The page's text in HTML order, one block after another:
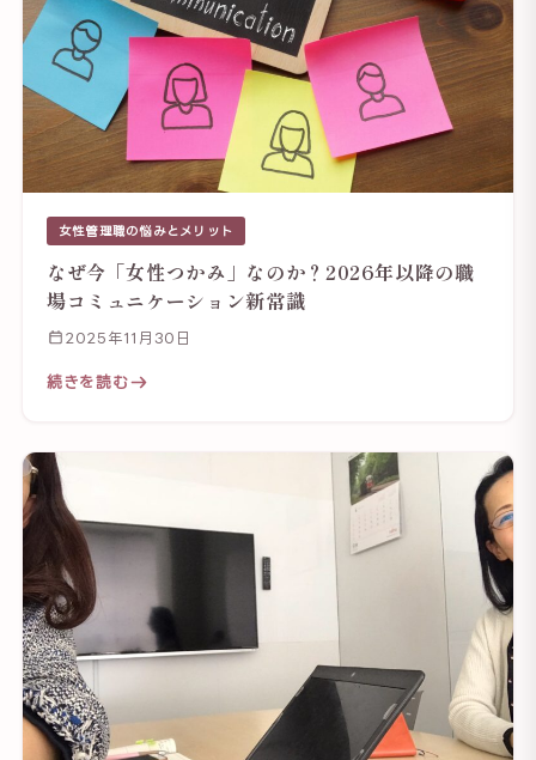
女性管理職の悩みとメリット
なぜ今「女性つかみ」なのか？2026年以降の職
場コミュニケーション新常識
2025年11月30日
続きを読む